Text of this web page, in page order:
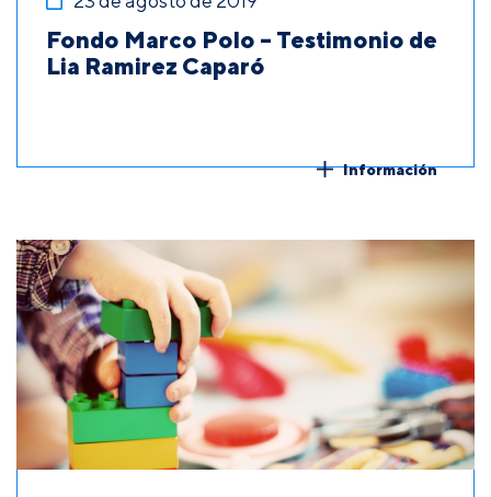
Fondo Marco Polo – Testimonio de
Lia Ramirez Caparó
Información